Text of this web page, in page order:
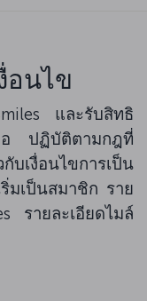
อนไข
และรับสิทธิ
อ ปฏิบัติตามกฎที่
บเงื่อนไขการเป็น
มเป็นสมาชิก ราย
รายละเอียดไมล์